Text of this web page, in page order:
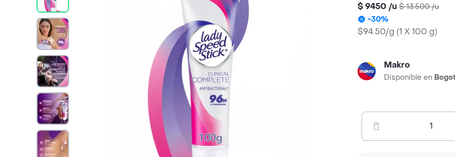
$ 9450 /u $ 13.500/u
-30%
$94.50/g (1 X 100 g)
Makro
Disponible en
1